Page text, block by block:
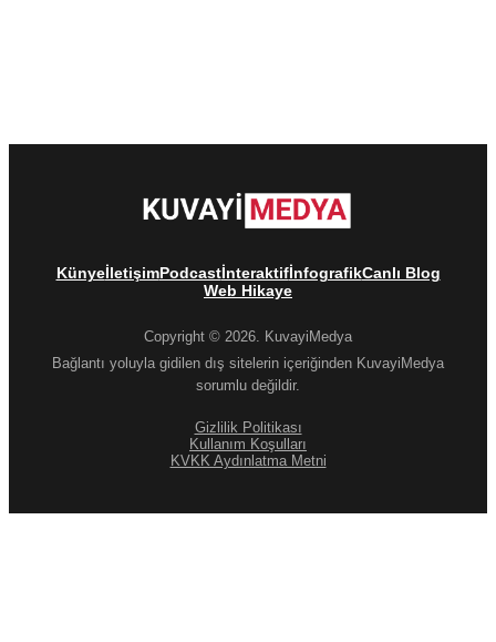
KünyeİletişimPodcastİnteraktifİnfografikCanlı Blog
Web Hikaye
Copyright © 2026. KuvayiMedya
Bağlantı yoluyla gidilen dış sitelerin içeriğinden KuvayiMedya
sorumlu değildir.
Gizlilik Politikası
Kullanım Koşulları
KVKK Aydınlatma Metni